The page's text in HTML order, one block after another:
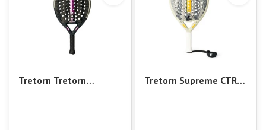
Tretorn Tretorn
Tretorn Supreme CTRL